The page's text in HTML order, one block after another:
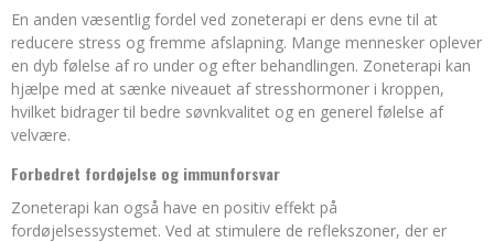
En anden væsentlig fordel ved zoneterapi er dens evne til at
reducere stress og fremme afslapning. Mange mennesker oplever
en dyb følelse af ro under og efter behandlingen. Zoneterapi kan
hjælpe med at sænke niveauet af stresshormoner i kroppen,
hvilket bidrager til bedre søvnkvalitet og en generel følelse af
velvære.
Forbedret fordøjelse og immunforsvar
Zoneterapi kan også have en positiv effekt på
fordøjelsessystemet. Ved at stimulere de reflekszoner, der er